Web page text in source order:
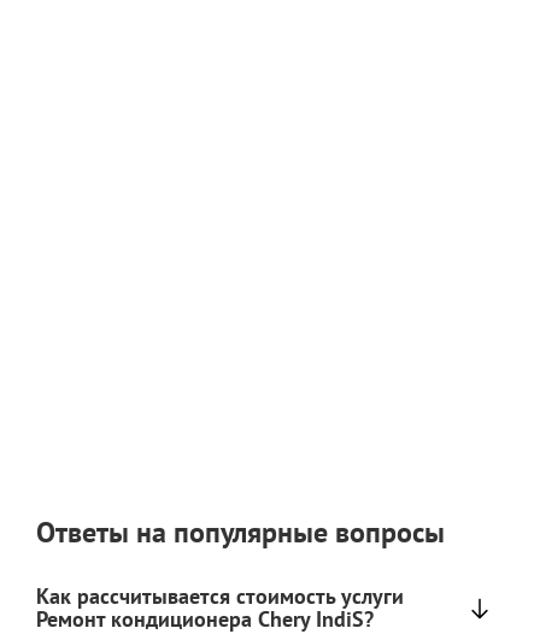
Ответы на популярные вопросы
Как рассчитывается стоимость услуги
Ремонт кондиционера Chery IndiS?